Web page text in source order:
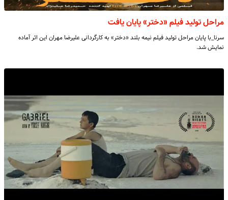
مراحل تولید فیلم «دختر» پایان یافت
سرنا_با پایان مراحل تولید فیلم نیمه بلند «دختر» به کارگردانی علیرضا مهران این اثر آماده
نمایش شد.